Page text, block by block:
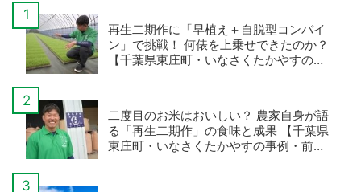
再生二期作に「早植え＋自脱型コンバイ
ン」で挑戦！ 何俵を上乗せできたのか？
【千葉県東庄町・いなさくたかやすの事
二度目のお米はおいしい？ 農家自身が語
る「再生二期作」の食味と成果 【千葉県
東庄町・いなさくたかやすの事例・前